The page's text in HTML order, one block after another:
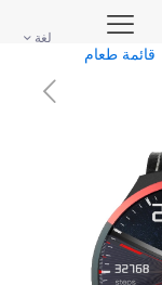
قائمة طعام
لغة